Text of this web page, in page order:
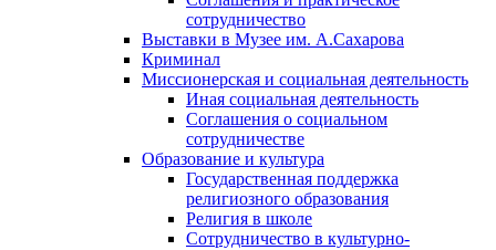
сотрудничество
Выставки в Музее им. А.Сахарова
Криминал
Миссионерская и социальная деятельность
Иная социальная деятельность
Соглашения о социальном
сотрудничестве
Образование и культура
Государственная поддержка
религиозного образования
Религия в школе
Сотрудничество в культурно-